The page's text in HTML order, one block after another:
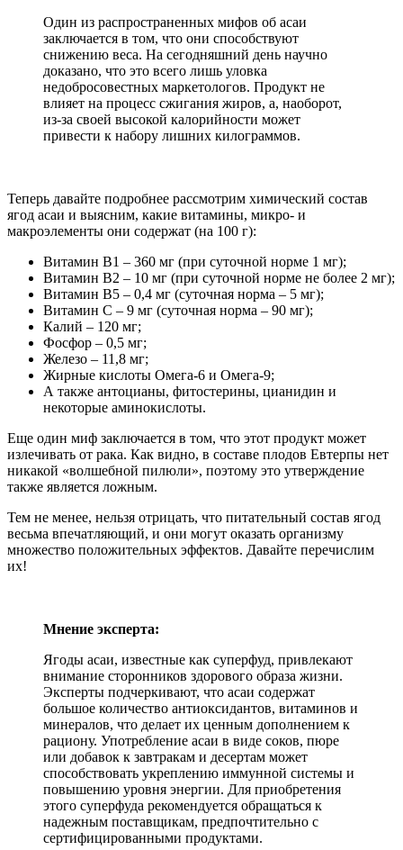
Один из распространенных мифов об асаи
заключается в том, что они способствуют
снижению веса. На сегодняшний день научно
доказано, что это всего лишь уловка
недобросовестных маркетологов. Продукт не
влияет на процесс сжигания жиров, а, наоборот,
из-за своей высокой калорийности может
привести к набору лишних килограммов.
Теперь давайте подробнее рассмотрим химический состав
ягод асаи и выясним, какие витамины, микро- и
макроэлементы они содержат (на 100 г):
Витамин В1 – 360 мг (при суточной норме 1 мг);
Витамин В2 – 10 мг (при суточной норме не более 2 мг);
Витамин В5 – 0,4 мг (суточная норма – 5 мг);
Витамин С – 9 мг (суточная норма – 90 мг);
Калий – 120 мг;
Фосфор – 0,5 мг;
Железо – 11,8 мг;
Жирные кислоты Омега-6 и Омега-9;
А также антоцианы, фитостерины, цианидин и
некоторые аминокислоты.
Еще один миф заключается в том, что этот продукт может
излечивать от рака. Как видно, в составе плодов Евтерпы нет
никакой «волшебной пилюли», поэтому это утверждение
также является ложным.
Тем не менее, нельзя отрицать, что питательный состав ягод
весьма впечатляющий, и они могут оказать организму
множество положительных эффектов. Давайте перечислим
их!
Мнение эксперта:
Ягоды асаи, известные как суперфуд, привлекают
внимание сторонников здорового образа жизни.
Эксперты подчеркивают, что асаи содержат
большое количество антиоксидантов, витаминов и
минералов, что делает их ценным дополнением к
рациону. Употребление асаи в виде соков, пюре
или добавок к завтракам и десертам может
способствовать укреплению иммунной системы и
повышению уровня энергии. Для приобретения
этого суперфуда рекомендуется обращаться к
надежным поставщикам, предпочтительно с
сертифицированными продуктами.